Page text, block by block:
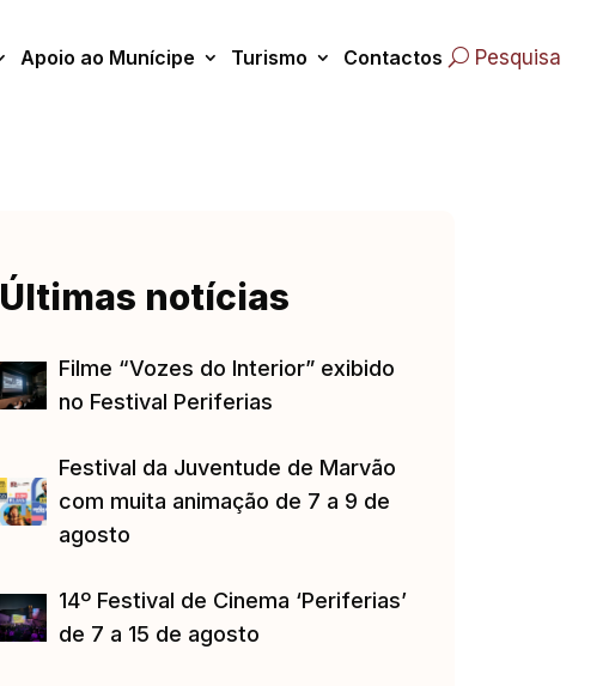
Apoio ao Munícipe Turismo Contactos Pesquisa
Últimas notícias
Filme “Vozes do Interior” exibido
no Festival Periferias
Festival da Juventude de Marvão
com muita animação de 7 a 9 de
agosto
14º Festival de Cinema ‘Periferias’
de 7 a 15 de agosto